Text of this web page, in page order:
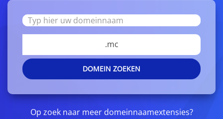
.mc
DOMEIN ZOEKEN
Op zoek naar meer domeinnaamextensies?